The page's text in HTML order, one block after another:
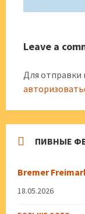
Leave a
Для отправки
ПИВНЫЕ
Bremer
18.05.2026